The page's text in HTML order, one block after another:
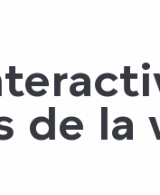
de la